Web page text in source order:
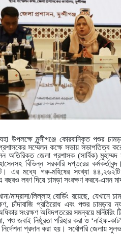
মুন্সীগঞ্জে কোরবানিকৃত পশুর
সম্মেলন কক্ষে সভায় সভাপতিত্ব
জেলা প্রশাসক (সার্বিক) মুহাম্মদ
বিভিন্ন সরকারি দপ্তরের
এর মধ্যে গরু-মহিষের সংখ্যা
লবণ দিয়ে চামড়া সংরক্ষণ করবে-এমন
মাদ্রাসা/লিল্লাহ বোর্ডিং রয়েছে,
চাঁদাবাজি প্রতিরোধ এবং পশুর চামড়ার
সংরক্ষণ অধিদপ্তরের সমন্বয়ে মনিটরিং
পশু জবাই নিষ্ঠুরতা পরিহার করা ও ‘নাইফ-
প্রদান করা হয়। সর্বোপরি জেলায়